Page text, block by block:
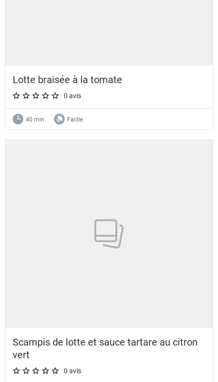
Lotte braisée à la tomate
A star rating of 0 out of 5.
0 avis
40 min Facile
Scampis de lotte et sauce tartare au citron
vert
A star rating of 0 out of 5.
0 avis